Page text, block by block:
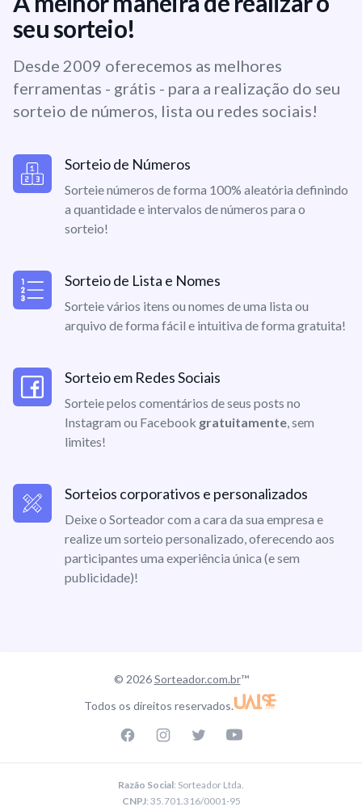
seu sorteio!
Desde 2009 oferecemos as melhores
ferramentas - grátis - para a realização do seu
sorteio de números, lista ou redes sociais!
Sorteio de Números
Sorteie números de forma 100% aleatória definindo
a quantidade e intervalos de números para o
sorteio!
Sorteio de Lista e Nomes
Sorteie vários itens ou nomes de uma lista ou
arquivo de forma fácil e intuitiva de forma gratuita!
Sorteio em Redes Sociais
Sorteie pelos comentários de seus posts no
Instagram ou Facebook gratuitamente, sem
limites!
Sorteios corporativos e personalizados
Deixe o Sorteador com a cara da sua empresa e
realize um sorteio personalizado, oferecendo aos
participantes uma experiência única (e sem
publicidade)!
© 2026Sorteador.com.br™
Todos os direitos reservados.
Razão Social: Sorteador Ltda.
CNPJ: 35.701.316/0001-95